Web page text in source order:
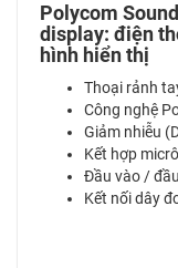
Polycom
display: điện
hình hiển thị
Thoại rảnh
Công nghệ
Giảm nhiễu
Kết hợp
Đầu vào /
Kết nối dây